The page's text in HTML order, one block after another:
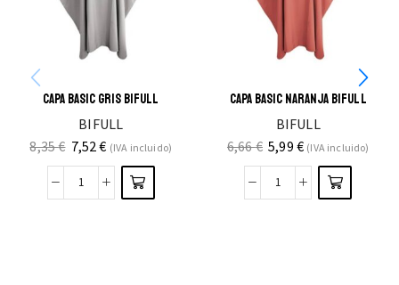
CAPA BASIC GRIS BIFULL
BIFULL
8,35€ 7,52€ (IVA incluido)
CAPA BASIC NARANJA BIFULL
BIFULL
6,66€ 5,99 € (IVA incluido)